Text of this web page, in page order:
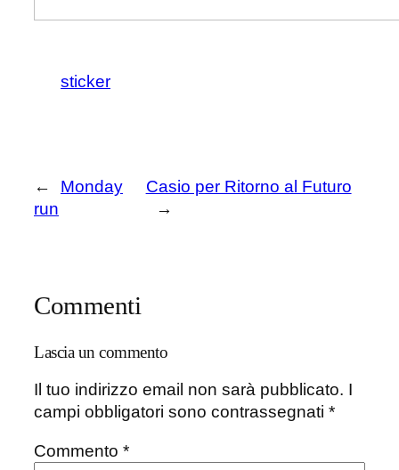
sticker
←
Monday
run
Casio per Ritorno al Futuro
→
Commenti
Lascia un commento
Il tuo indirizzo email non sarà pubblicato. I
campi obbligatori sono contrassegnati *
Commento *